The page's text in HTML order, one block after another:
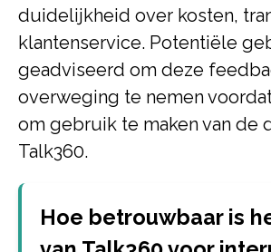
duidelijkheid over kosten,
klantenservice. Potentiële
geadviseerd om deze
overweging te nemen
om gebruik te maken van de
Talk360.
Hoe betrouwbaar is